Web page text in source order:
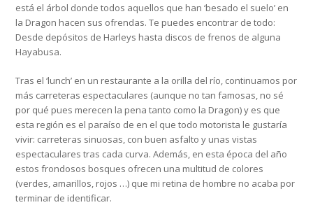
está el árbol donde todos aquellos que han ‘besado el suelo’ en
la Dragon hacen sus ofrendas. Te puedes encontrar de todo:
Desde depósitos de Harleys hasta discos de frenos de alguna
Hayabusa.
Tras el ‘lunch’ en un restaurante a la orilla del río, continuamos por
más carreteras espectaculares (aunque no tan famosas, no sé
por qué pues merecen la pena tanto como la Dragon) y es que
esta región es el paraíso de en el que todo motorista le gustaría
vivir: carreteras sinuosas, con buen asfalto y unas vistas
espectaculares tras cada curva. Además, en esta época del año
estos frondosos bosques ofrecen una multitud de colores
(verdes, amarillos, rojos …) que mi retina de hombre no acaba por
terminar de identificar.